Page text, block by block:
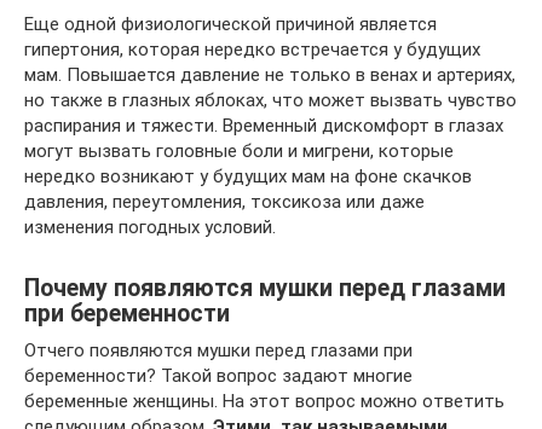
Еще одной физиологической причиной является
гипертония, которая нередко встречается у будущих
мам. Повышается давление не только в венах и артериях,
но также в глазных яблоках, что может вызвать чувство
распирания и тяжести. Временный дискомфорт в глазах
могут вызвать головные боли и мигрени, которые
нередко возникают у будущих мам на фоне скачков
давления, переутомления, токсикоза или даже
изменения погодных условий.
Почему появляются мушки перед глазами
при беременности
Отчего появляются мушки перед глазами при
беременности? Такой вопрос задают многие
беременные женщины. На этот вопрос можно ответить